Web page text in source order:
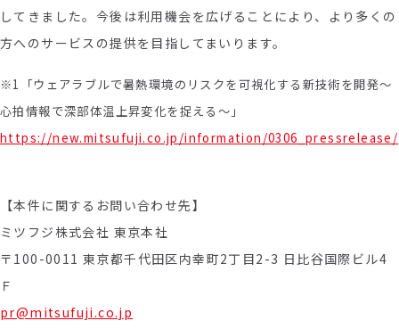
してきました。今後は利用機会を広げることにより、より多くの
方へのサービスの提供を目指してまいります。
※1「ウェアラブルで暑熱環境のリスクを可視化する新技術を開発～
心拍情報で深部体温上昇変化を捉える～」
https://new.mitsufuji.co.jp/information/0306_pressrelease/
【本件に関するお問い合わせ先】
ミツフジ株式会社 東京本社
〒100-0011 東京都千代田区内幸町2丁目2-3 日比谷国際ビル4
Ｆ
pr@mitsufuji.co.jp